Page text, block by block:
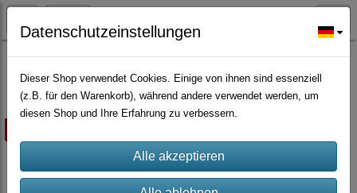
Zierpflanzen
Datenschutzeinstellungen
Dieser Shop verwendet Cookies. Einige von ihnen sind essenziell
(z.B. für den Warenkorb), während andere verwendet werden, um
diesen Shop und Ihre Erfahrung zu verbessern.